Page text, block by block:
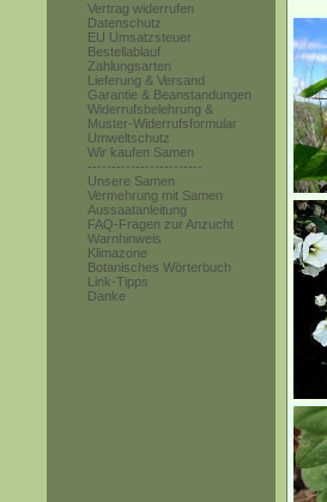
Vertrag widerrufen
Datenschutz
EU Umsatzsteuer
Bestellablauf
Zahlungsarten
Lieferung & Versand
Garantie & Beanstandungen
Widerrufsbelehrung &
Muster-Widerrufsformular
Umweltschutz
Wir kaufen Samen
------------------------
Unsere Samen
Vermehrung mit Samen
Aussaatanleitung
FAQ-Fragen zur Anzucht
Warnhinweis
Klimazone
Botanisches Wörterbuch
Link-Tipps
Danke